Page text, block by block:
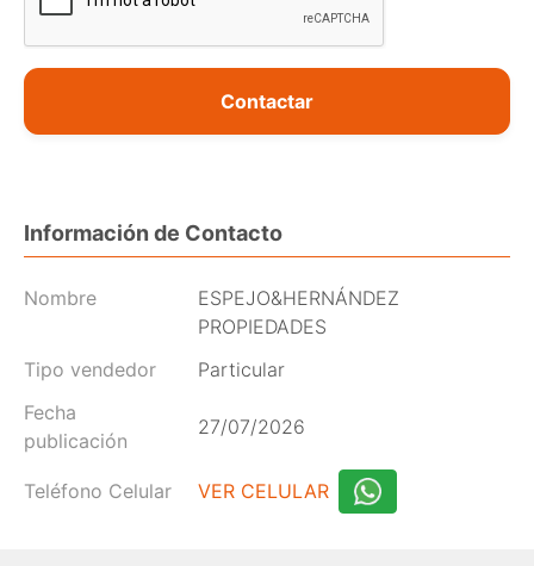
Contactar
Información de Contacto
Nombre
ESPEJO&HERNÁNDEZ
PROPIEDADES
Tipo vendedor
Particular
Fecha
publicación
27/07/2026
Teléfono Celular VER CELULAR